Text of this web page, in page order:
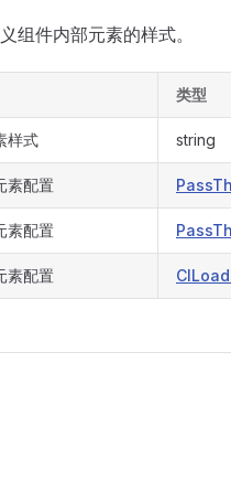
组件内部元素的样式。
类型
样式 string
素配置
素配置
素配置